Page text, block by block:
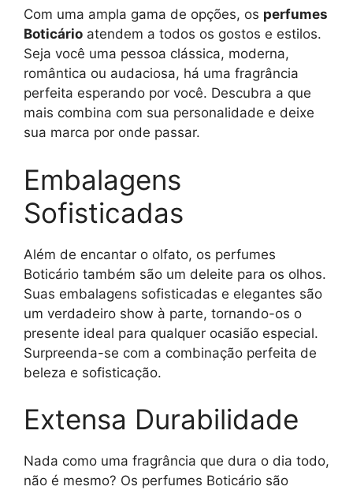
Com uma ampla gama de opções, os perfumes
Boticário atendem a todos os gostos e estilos.
Seja você uma pessoa clássica, moderna,
romântica ou audaciosa, há uma fragrância
perfeita esperando por você. Descubra a que
mais combina com sua personalidade e deixe
sua marca por onde passar.
Embalagens
Sofisticadas
Além de encantar o olfato, os perfumes
Boticário também são um deleite para os olhos.
Suas embalagens sofisticadas e elegantes são
um verdadeiro show à parte, tornando-os o
presente ideal para qualquer ocasião especial.
Surpreenda-se com a combinação perfeita de
beleza e sofisticação.
Extensa Durabilidade
Nada como uma fragrância que dura o dia todo,
não é mesmo? Os perfumes Boticário são